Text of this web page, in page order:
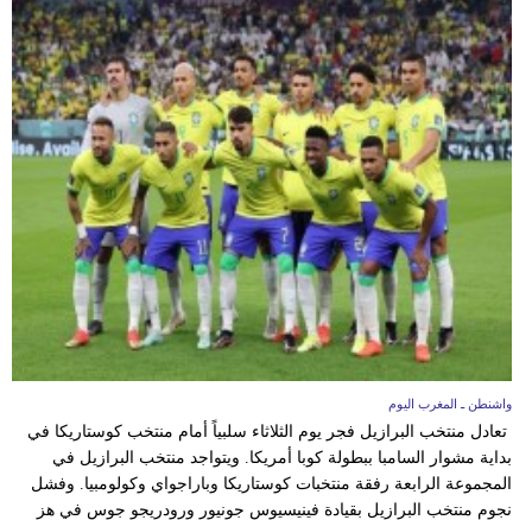
واشنطن ـ المغرب اليوم
تعادل منتخب البرازيل فجر يوم الثلاثاء سلبياً أمام منتخب كوستاريكا في
بداية مشوار السامبا ببطولة كوبا أمريكا. ويتواجد منتخب البرازيل في
المجموعة الرابعة رفقة منتخبات كوستاريكا وباراجواي وكولومبيا. وفشل
نجوم منتخب البرازيل بقيادة فينيسيوس جونيور ورودريجو جوس في هز